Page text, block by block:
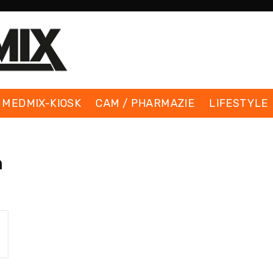
MEDMIX-KIOSK CAM / PHARMAZIE LIFESTYLE